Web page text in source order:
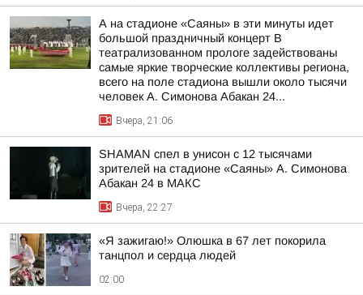
А на стадионе «Саяны» в эти минуты идет
большой праздничный концерт В
театрализованном прологе задействованы
самые яркие творческие коллективы региона,
всего на поле стадиона вышли около тысячи
человек А. Симонова Абакан 24...
Вчера, 21:06
SHAMAN спел в унисон с 12 тысячами
зрителей на стадионе «Саяны» А. Симонова
Абакан 24 в МАКС
Вчера, 22:27
«Я зажигаю!» Олюшка в 67 лет покорила
танцпол и сердца людей
02:00